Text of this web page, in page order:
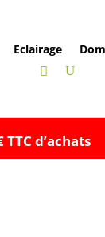
Eclairage
d’achats